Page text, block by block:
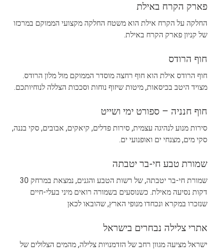
פארק הקרח באילת
החלקה על הקרח אילת הוא משטח החלקה מקצועי הממוקם במרכזו
של קניון פארק הקרח באילת.
חוף הרודס
חוף הרודס אילת הוא חוף רחצה מוסדר הממוקם מול מלון הרודס.
מצויד היטב בכיסאות, מיטות שיזוף נוחות וסככות הצללה לנוחיותכם.
חוף חנניה – ספורט ימי ושייט
סירות מנוע לנהיגה עצמית, סירות פדלים, קיאקים, אבובים, סקי בננה,
סקי מים, מצנחי ים ואופנועי ים.
שמורת טבע חי-בר יטבתה
שמורת חי-בר יטבתה, של רשות הטבע והגנים, נמצאת במרחק 30
דקות נסיעה מאילת. כשנוסעים בשמורה רואים מיני בעלי-חיים
שנזכרו במקרא ונכחדו מנופי הארץ, שהובאו לכאן
אתרי צלילה נבחרים בישראל
ישראל מציעה מגוון רחב של הזדמנויות צלילה, מהמים הצלולים של